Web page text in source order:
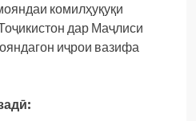
комилҳуқуқи
дар Маҷлиси
иҷрои вазифа